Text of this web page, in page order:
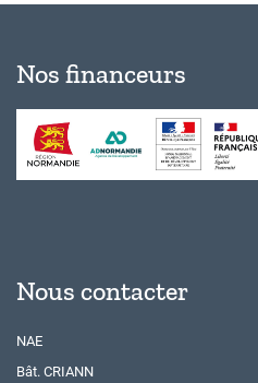
Nos financeurs
Nous contacter
NAE
Bât. CRIANN